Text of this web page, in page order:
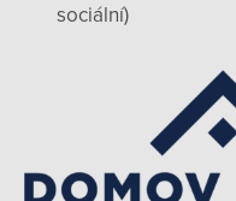
sociální)